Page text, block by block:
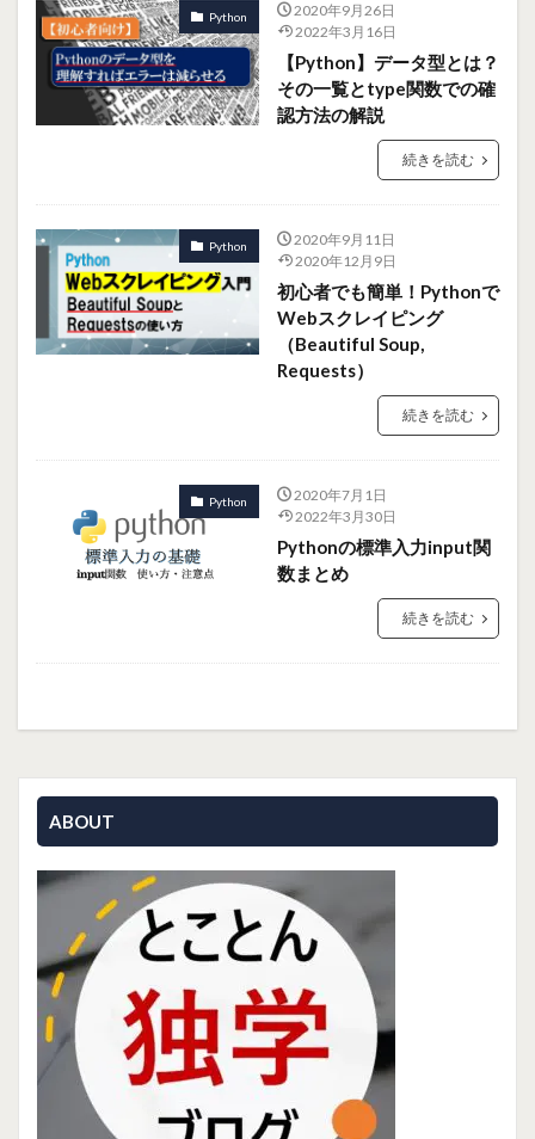
Python
2020年9月26日
2022年3月16日
【Python】データ型とは？
その一覧とtype関数での確
認方法の解説
続きを読む
Python
2020年9月11日
2020年12月9日
初心者でも簡単！Pythonで
Webスクレイピング
（Beautiful Soup,
Requests）
続きを読む
Python
2020年7月1日
2022年3月30日
Pythonの標準入力input関
数まとめ
続きを読む
ABOUT